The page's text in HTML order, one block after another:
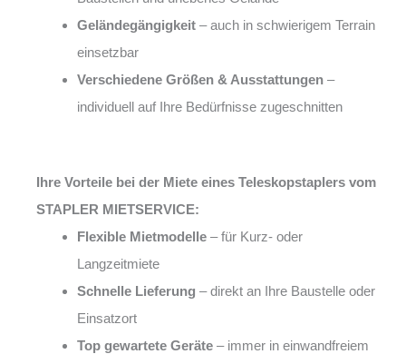
Geländegängigkeit – auch in schwierigem Terrain
einsetzbar
Verschiedene Größen & Ausstattungen –
individuell auf Ihre Bedürfnisse zugeschnitten
Ihre Vorteile bei der Miete eines Teleskopstaplers vom
STAPLER MIETSERVICE:
Flexible Mietmodelle – für Kurz- oder
Langzeitmiete
Schnelle Lieferung – direkt an Ihre Baustelle oder
Einsatzort
Top gewartete Geräte – immer in einwandfreiem